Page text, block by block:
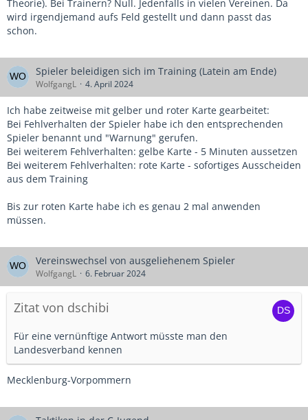
Theorie). Bei Trainern? Null. Jedenfalls in vielen Vereinen. Da
wird irgendjemand aufs Feld gestellt und dann passt das
schon.
Spieler beleidigen sich im Training (Latein am Ende)
WolfgangL 4. April 2024
Ich habe zeitweise mit gelber und roter Karte gearbeitet:
Bei Fehlverhalten der Spieler habe ich den entsprechenden
Spieler benannt und "Warnung" gerufen.
Bei weiterem Fehlverhalten: gelbe Karte - 5 Minuten aussetzen
Bei weiterem Fehlverhalten: rote Karte - sofortiges Ausscheiden
aus dem Training
Bis zur roten Karte habe ich es genau 2 mal anwenden
müssen.
Vereinswechsel von ausgeliehenem Spieler
WolfgangL 6. Februar 2024
Zitat von dschibi
Für eine vernünftige Antwort müsste man den
Landesverband kennen
Mecklenburg-Vorpommern